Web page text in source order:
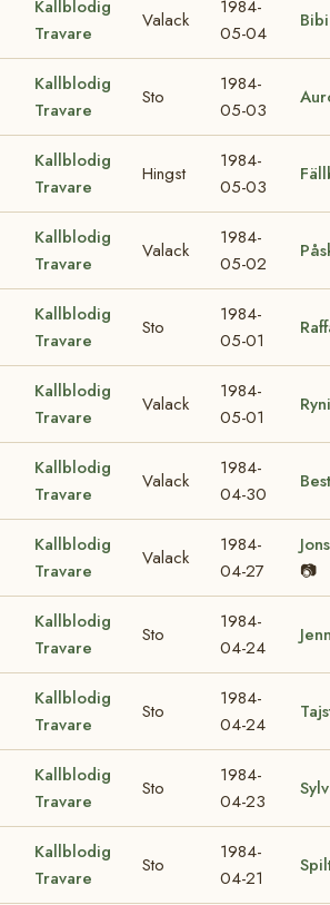
Kallblodig
Travare
Valack
1984-
05-04
Kallblodig
Travare
Sto
1984-
05-03
Kallblodig
Travare
Hingst
1984-
05-03
Kallblodig
Travare
Valack
1984-
05-02
Kallblodig
Travare
Sto
1984-
05-01
Kallblodig
Travare
Valack
1984-
05-01
Kallblodig
Travare
Valack
1984-
04-30
Kallblodig
Travare
Valack
1984-
04-27
📷
Kallblodig
Travare
Sto
1984-
04-24
Kallblodig
Travare
Sto
1984-
04-24
Kallblodig
Travare
Sto
1984-
04-23
Kallblodig
Travare
Sto
1984-
04-21